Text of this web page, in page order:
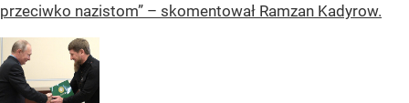
przeciwko nazistom” – skomentował Ramzan Kadyrow.